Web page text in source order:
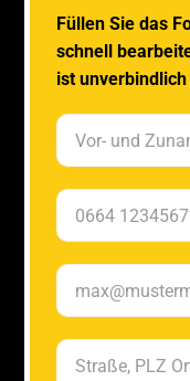
Füllen Sie das
schnell
ist